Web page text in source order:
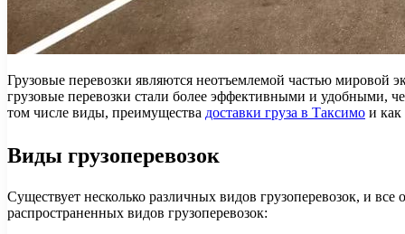
Грузовые перевозки являются неотъемлемой частью мировой
грузовые перевозки стали более эффективными и удобными,
том числе виды, преимущества доставки груза в Таксимо и
Виды грузоперевозок
Существует несколько различных видов грузоперевозок, и
распространенных видов грузоперевозок: